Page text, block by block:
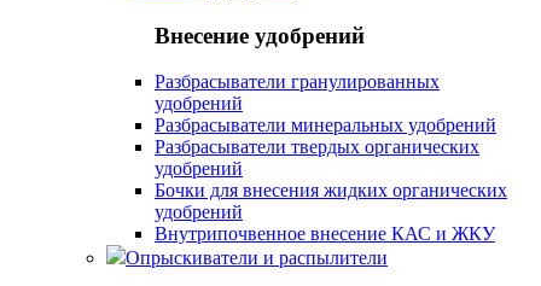
Внесение удобрений
Разбрасыватели гранулированных
удобрений
Разбрасыватели минеральных удобрений
Разбрасыватели твердых органических
удобрений
Бочки для внесения жидких органических
удобрений
Внутрипочвенное внесение КАС и ЖКУ
Опрыскиватели и распылители